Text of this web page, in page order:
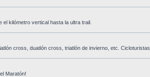
kilómetro vertical hasta la ultra trail.
cross, duatlón cross, triatlón de invierno, etc. Cicloturistas.
Maratón!